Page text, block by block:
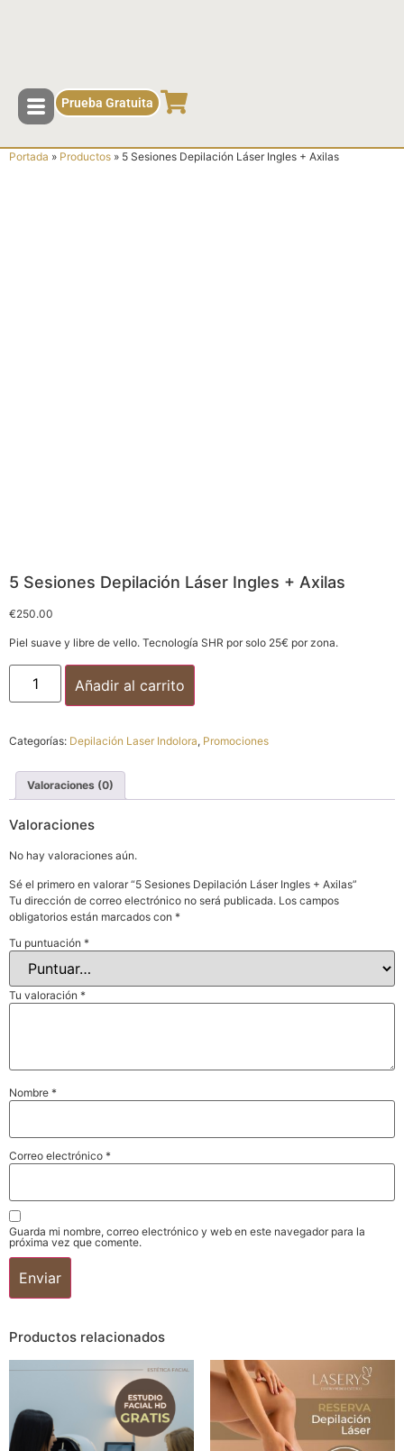
Prueba Gratuita
Portada » Productos » 5 Sesiones Depilación Láser Ingles + Axilas
5 Sesiones Depilación Láser Ingles + Axilas
€250.00
Piel suave y libre de vello. Tecnología SHR por solo 25€ por zona.
Añadir al carrito
Categorías: Depilación Laser Indolora, Promociones
Valoraciones (0)
Valoraciones
No hay valoraciones aún.
Sé el primero en valorar “5 Sesiones Depilación Láser Ingles + Axilas”
Tu dirección de correo electrónico no será publicada. Los campos
obligatorios están marcados con *
Tu puntuación *
Tu valoración *
Nombre *
Correo electrónico *
Guarda mi nombre, correo electrónico y web en este navegador para la
próxima vez que comente.
Productos relacionados